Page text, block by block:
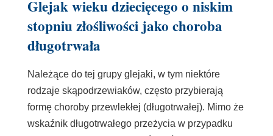
Glejak wieku dziecięcego o niskim
stopniu złośliwości jako choroba
długotrwała
Należące do tej grupy glejaki, w tym niektóre
rodzaje skąpodrzewiaków, często przybierają
formę choroby przewlekłej (długotrwałej). Mimo że
wskaźnik długotrwałego przeżycia w przypadku